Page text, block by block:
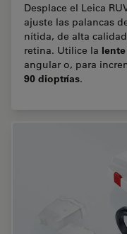
Desplace el Leica
ajuste las palancas
nítida, de alta
retina. Utilice la
angular o, para
90 dioptrías.